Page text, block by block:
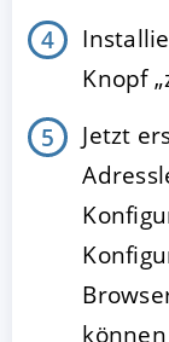
Knopf
Jetzt